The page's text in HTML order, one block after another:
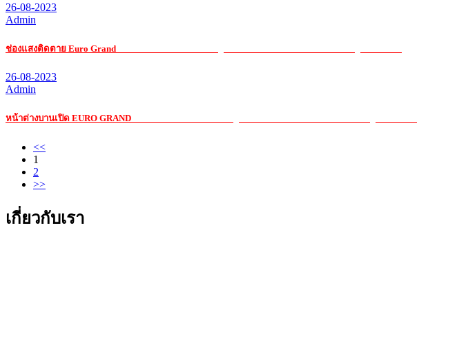
26-08-2023
Admin
ช่องแสงติดตาย Euro Grand
26-08-2023
Admin
หน้าต่างบานเปิด EURO GRAND
<<
1
2
>>
เกี่ยวกับเรา